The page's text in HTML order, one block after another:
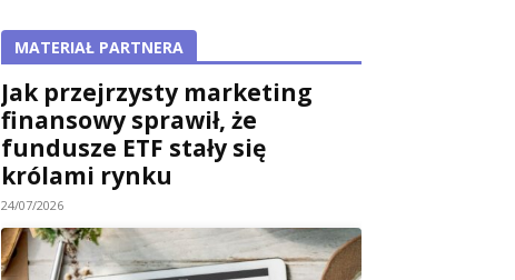
MATERIAŁ PARTNERA
Jak przejrzysty marketing
finansowy sprawił, że
fundusze ETF stały się
królami rynku
24/07/2026